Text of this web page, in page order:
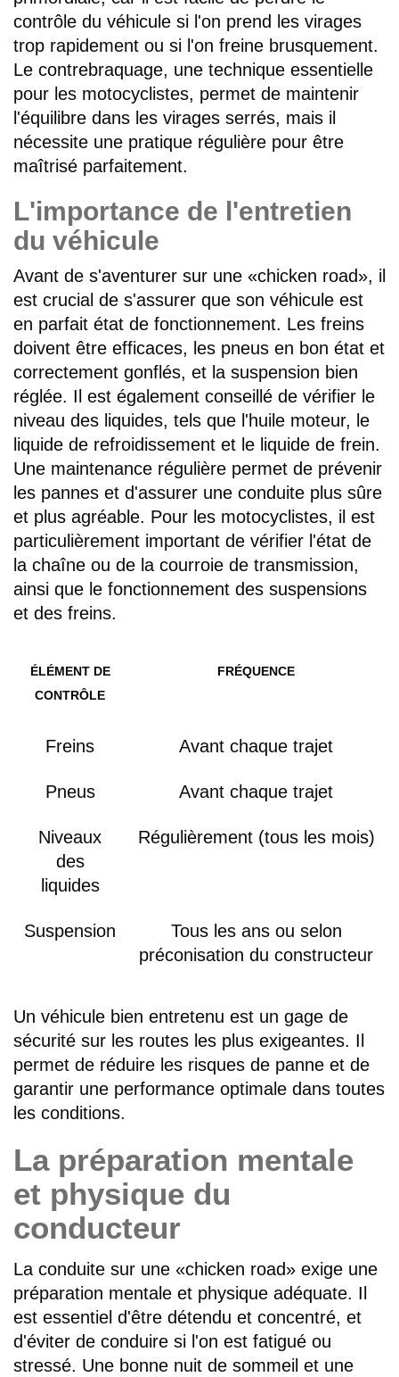
contrôle du véhicule si l'on prend les virages
trop rapidement ou si l'on freine brusquement.
Le contrebraquage, une technique essentielle
pour les motocyclistes, permet de maintenir
l'équilibre dans les virages serrés, mais il
nécessite une pratique régulière pour être
maîtrisé parfaitement.
L'importance de l'entretien
du véhicule
Avant de s'aventurer sur une «chicken road», il
est crucial de s'assurer que son véhicule est
en parfait état de fonctionnement. Les freins
doivent être efficaces, les pneus en bon état et
correctement gonflés, et la suspension bien
réglée. Il est également conseillé de vérifier le
niveau des liquides, tels que l'huile moteur, le
liquide de refroidissement et le liquide de frein.
Une maintenance régulière permet de prévenir
les pannes et d'assurer une conduite plus sûre
et plus agréable. Pour les motocyclistes, il est
particulièrement important de vérifier l'état de
la chaîne ou de la courroie de transmission,
ainsi que le fonctionnement des suspensions
et des freins.
ÉLÉMENT DE
CONTRÔLE
FRÉQUENCE
Freins Avant chaque trajet
Pneus Avant chaque trajet
Niveaux
des
liquides
Régulièrement (tous les mois)
Suspension
Tous les ans ou selon
préconisation du constructeur
Un véhicule bien entretenu est un gage de
sécurité sur les routes les plus exigeantes. Il
permet de réduire les risques de panne et de
garantir une performance optimale dans toutes
les conditions.
La préparation mentale
et physique du
conducteur
La conduite sur une «chicken road» exige une
préparation mentale et physique adéquate. Il
est essentiel d'être détendu et concentré, et
d'éviter de conduire si l'on est fatigué ou
stressé. Une bonne nuit de sommeil et une